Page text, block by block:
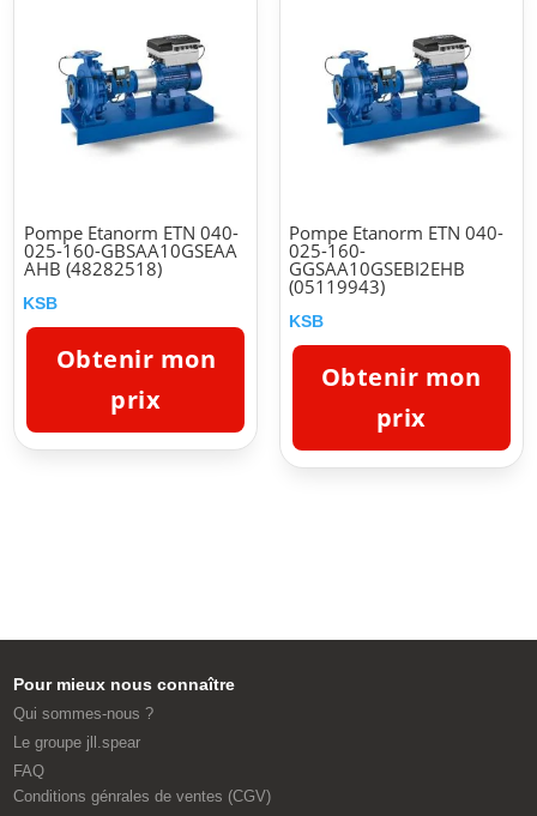
Pompe Etanorm ETN 040-
025-160-GBSAA10GSEAA
AHB (48282518)
KSB
Obtenir mon
prix
Pompe Etanorm ETN 040-
025-160-
GGSAA10GSEBI2EHB
(05119943)
KSB
Obtenir mon
prix
Pour mieux nous connaître
Qui sommes-nous ?
Le groupe jll.spear
FAQ
Conditions génrales de ventes (CGV)